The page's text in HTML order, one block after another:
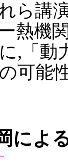
ら講
熱機
,「動
可能
によ